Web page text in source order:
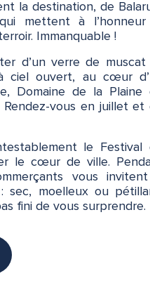
la destination, de
mettent à
Immanquable !
d’un verre de
ciel ouvert, au cœur
Domaine de la Plaine
vous en juillet et
le Festival
le cœur de ville.
vous
sec, moelleux ou
fini de vous surprendre.